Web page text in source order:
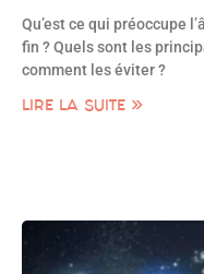
Qu’est ce qui préoccupe
fin ? Quels sont les
comment les éviter ?
LIRE LA SUITE »